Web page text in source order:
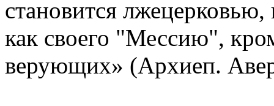
становится
как своего "Мессию",
верующих» (Архиеп.